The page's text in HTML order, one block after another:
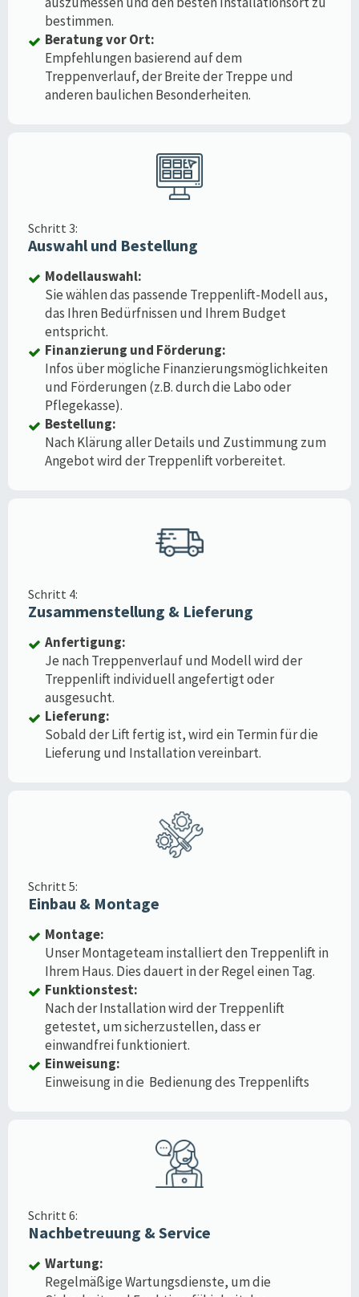
bestimmen.
Beratung vor Ort:
Empfehlungen basierend auf dem
Treppenverlauf, der Breite der Treppe und
anderen baulichen Besonderheiten.
Schritt 3:
Auswahl und Bestellung
Modellauswahl:
Sie wählen das passende Treppenlift-Modell aus,
das Ihren Bedürfnissen und Ihrem Budget
entspricht.
Finanzierung und Förderung:
Infos über mögliche Finanzierungsmöglichkeiten
und Förderungen (z.B. durch die Labo oder
Pflegekasse).
Bestellung:
Nach Klärung aller Details und Zustimmung zum
Angebot wird der Treppenlift vorbereitet.
Schritt 4:
Zusammenstellung & Lieferung
Anfertigung:
Je nach Treppenverlauf und Modell wird der
Treppenlift individuell angefertigt oder
ausgesucht.
Lieferung:
Sobald der Lift fertig ist, wird ein Termin für die
Lieferung und Installation vereinbart.
Schritt 5:
Einbau & Montage
Montage:
Unser Montageteam installiert den Treppenlift in
Ihrem Haus. Dies dauert in der Regel einen Tag.
Funktionstest:
Nach der Installation wird der Treppenlift
getestet, um sicherzustellen, dass er
einwandfrei funktioniert.
Einweisung:
Einweisung in die Bedienung des Treppenlifts
Schritt 6:
Nachbetreuung & Service
Wartung:
Regelmäßige Wartungsdienste, um die